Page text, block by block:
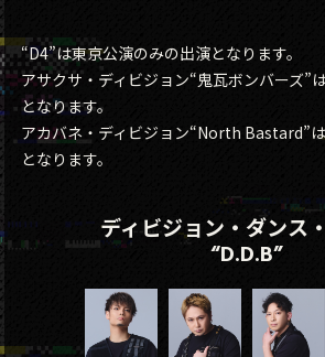
“D4”は東京公演のみの出演となります。
アサクサ・ディビジョン“鬼瓦ボンバーズ”
となります。
アカバネ・ディビジョン“North Bastard”
となります。
ディビジョン・ダンス
“D.D.B”